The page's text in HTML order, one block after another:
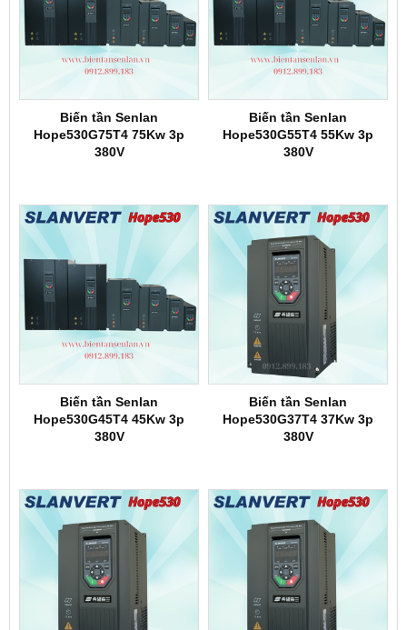
Biến tần Senlan
Hope530G75T4 75Kw 3p
380V
Biến tần Senlan
Hope530G55T4 55Kw 3p
380V
Biến tần Senlan
Hope530G45T4 45Kw 3p
380V
Biến tần Senlan
Hope530G37T4 37Kw 3p
380V